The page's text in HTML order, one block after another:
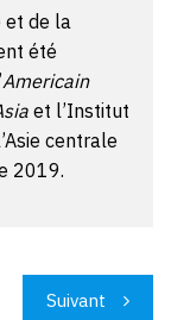
et de la
été
Americain
et l’Institut
centrale
2019.
Suivant